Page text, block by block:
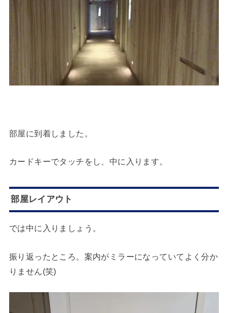
部屋に到着しました。
カードキーでタッチをし、中に入ります。
部屋レイアウト
では中に入りましょう。
振り返ったところ。案内がミラーになっていてよく分か
りません(笑)